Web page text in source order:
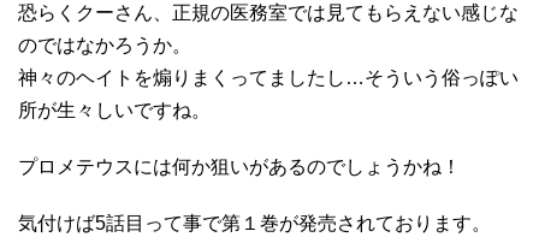
恐らくクーさん、正規の医務室では見てもらえない感じな
のではなかろうか。
神々のヘイトを煽りまくってましたし…そういう俗っぽい
所が生々しいですね。
プロメテウスには何か狙いがあるのでしょうかね！
気付けば5話目って事で第１巻が発売されております。